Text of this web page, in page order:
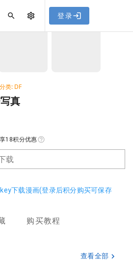
，使用遇到
登录
皮革拘束带写真
分类: DF
真
18积分优惠
载
下载漫画(登录后积分购买可保存
购买教程
查看全部